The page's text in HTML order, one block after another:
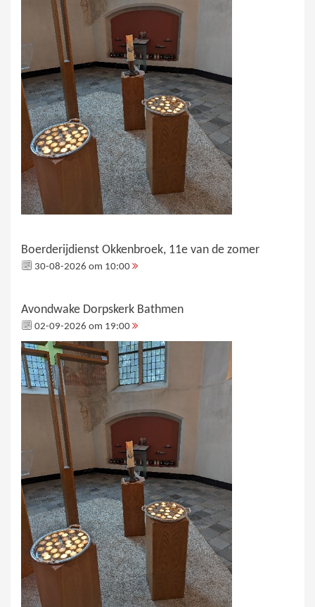
Boerderijdienst Okkenbroek, 11e van de zomer
30-08-2026 om 10:00
Avondwake Dorpskerk Bathmen
02-09-2026 om 19:00